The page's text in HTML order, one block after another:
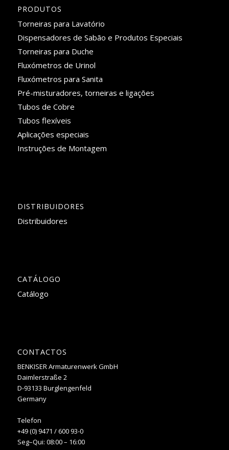
PRODUTOS
Torneiras para Lavatório
Dispensadores de Sabão e Produtos Especiais
Torneiras para Duche
Fluxómetros de Urinol
Fluxómetros para Sanita
Pré-misturadores, torneiras e ligações
Tubos de Cobre
Tubos flexíveis
Aplicações especiais
Instruções de Montagem
DISTRIBUIDORES
Distribuidores
CATÁLOGO
Catálogo
CONTACTOS
BENKISER Armaturenwerk GmbH
Daimlerstraße 2
D-93133 Burglengenfeld
Germany
Telefon
+49 (0) 9471 / 600 93-0
Seg–Qui: 08:00 – 16:00